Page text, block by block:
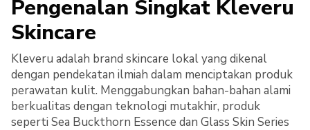
Pengenalan Singkat Kleveru
Skincare
Kleveru adalah brand skincare lokal yang dikenal
dengan pendekatan ilmiah dalam menciptakan produk
perawatan kulit. Menggabungkan bahan-bahan alami
berkualitas dengan teknologi mutakhir, produk
seperti Sea Buckthorn Essence dan Glass Skin Series